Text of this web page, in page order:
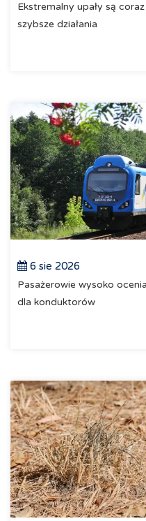
Ekstremalny upały są
szybsze działania
6 sie 2026
Pasażerowie wysoko
dla konduktorów